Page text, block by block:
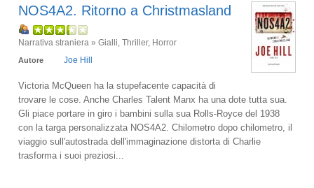
NOS4A2. Ritorno a Christmasland
Narrativa straniera » Gialli, Thriller, Horror
Autore Joe Hill
Victoria McQueen ha la stupefacente capacità di
trovare le cose. Anche Charles Talent Manx ha una dote tutta sua.
Gli piace portare in giro i bambini sulla sua Rolls-Royce del 1938
con la targa personalizzata NOS4A2. Chilometro dopo chilometro, il
viaggio sull'autostrada dell'immaginazione distorta di Charlie
trasforma i suoi preziosi...